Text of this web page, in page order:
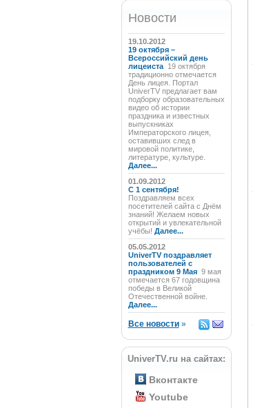
Новости
19.10.2012
19 октября –
Всероссийский день
лицеиста 19 октября
традиционно отмечается
День лицея. Портал
UniverTV предлагает вам
подборку образовательных
видео об истории
праздника и известных
выпускниках
Императорского лицея,
оставивших след в
мировой политике,
литературе, культуре.
Далее...
01.09.2012
C 1 сентября!
Поздравляем всех
посетителей сайта с Днём
знаний! Желаем новых
открытий и увлекательной
учёбы! Далее...
05.05.2012
UniverTV поздравляет
пользователей с
праздником 9 Мая 9 мая
отмечается 67 годовщина
победы в Великой
Отечественной войне.
Далее...
Все новости»
UniverTV.ru на сайтах:
Вконтакте
Youtube